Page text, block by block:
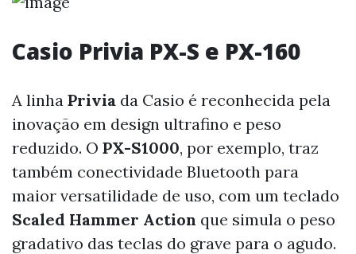
Casio Privia PX-S e PX-160
A linha Privia da Casio é reconhecida pela
inovação em design ultrafino e peso
reduzido. O PX-S1000, por exemplo, traz
também conectividade Bluetooth para
maior versatilidade de uso, com um teclado
Scaled Hammer Action que simula o peso
gradativo das teclas do grave para o agudo.